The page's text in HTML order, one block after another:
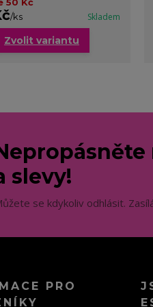
50 Kč
/ks Skladem
Zvolit variantu
slevy!
se kdykoliv odhlásit.
PRO